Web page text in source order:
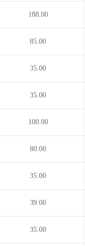
188.00
85.00
35.00
35.00
100.00
80.00
35.00
39.00
35.00